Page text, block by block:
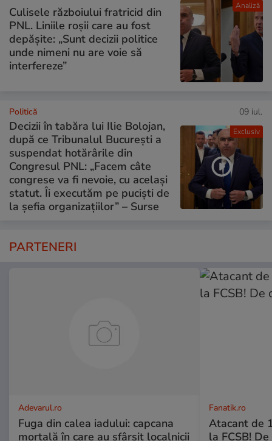
Analiză
Culisele războiului fratricid din
PNL. Liniile roșii care au fost
depășite: „Sunt decizii politice
unde nimeni nu are voie să
interfereze”
Exclusiv
Politică 09 iul.
Decizii în tabăra lui Ilie Bolojan,
după ce Tribunalul București a
suspendat hotărârile din
Congresul PNL: „Facem câte
congrese va fi nevoie, cu același
statut. Îi executăm pe puciști de
la șefia organizațiilor” – Surse
PARTENERI
Adevarul.ro
Fuga din calea iadului: capcana
mortală în care au sfârșit localnicii
Fanatik.ro
Atacant de
la FCSB!